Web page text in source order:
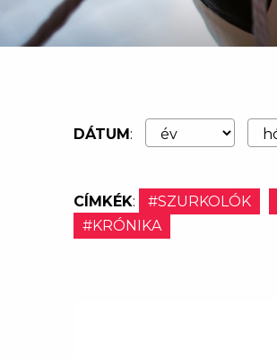
DÁTUM:
CÍMKÉK: #SZURKOLÓK
#KRÓNIKA